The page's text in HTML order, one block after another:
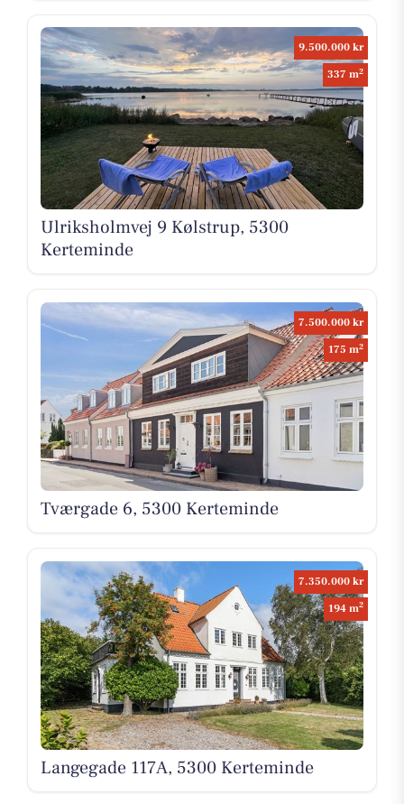
9.500.000 kr
337 m2
Ulriksholmvej 9 Kølstrup, 5300
Kerteminde
7.500.000 kr
175 m2
Tværgade 6, 5300 Kerteminde
7.350.000 kr
194 m2
Langegade 117A, 5300 Kerteminde